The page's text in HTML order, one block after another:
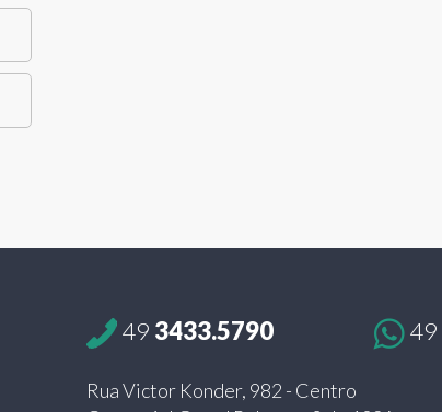
49 3433.5790 49
Rua Victor Konder, 982 - Centro